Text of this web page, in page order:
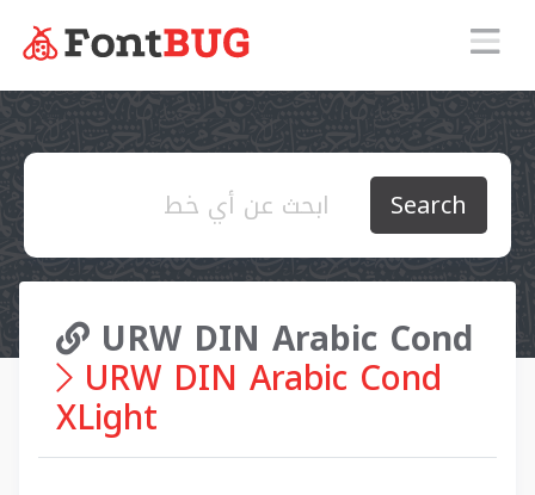
Search
URW DIN Arabic Cond
URW DIN Arabic Cond
XLight